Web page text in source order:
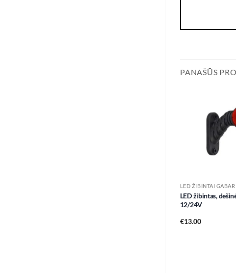
PANAŠŪS
LED ŽIBINTAI
LED žibintas,
12/24V
€13.00